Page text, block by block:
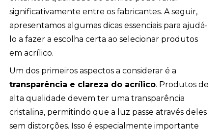
significativamente entre os fabricantes. A seguir,
apresentamos algumas dicas essenciais para ajudá-
lo a fazer a escolha certa ao selecionar produtos
em acrílico.
Um dos primeiros aspectos a considerar é a
transparência e clareza do acrílico. Produtos de
alta qualidade devem ter uma transparência
cristalina, permitindo que a luz passe através deles
sem distorções. Isso é especialmente importante